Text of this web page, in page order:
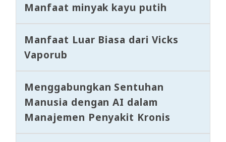
Manfaat minyak kayu putih
Manfaat Luar Biasa dari Vicks
Vaporub
Menggabungkan Sentuhan
Manusia dengan AI dalam
Manajemen Penyakit Kronis